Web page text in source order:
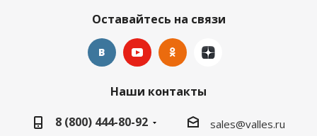
Оставайтесь на связи
Наши контакты
8 (800) 444-80-92
sales@valles.ru